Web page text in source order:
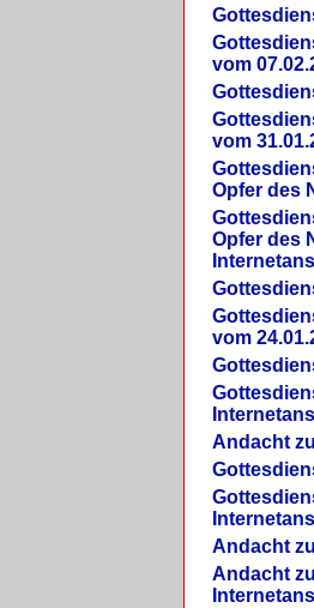
vom
vom
Opfer des
Opfer des
vom
Andacht
Andacht
Andacht